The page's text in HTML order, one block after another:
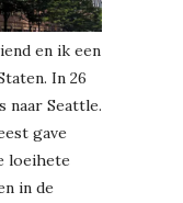
en ik een
In 26
naar Seattle.
gave
loeihete
in de